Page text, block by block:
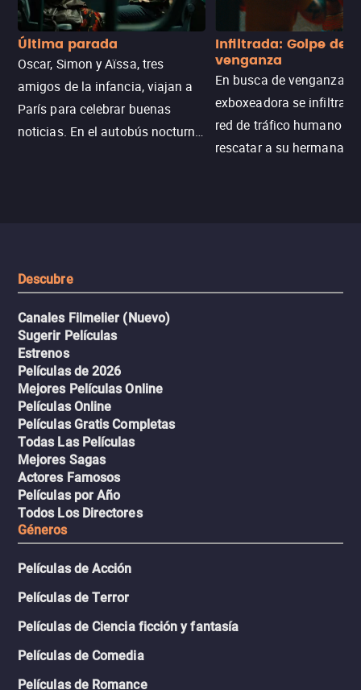
Última parada
Oscar, Simon y Aïssa, tres
amigos de la infancia, viajan a
París para celebrar buenas
noticias. En el autobús nocturno
Infiltrada: Golpe de
venganza
En busca de venganza,
exboxeadora se infiltra
red de tráfico humano
rescatar a su hermana
Descubre
Canales Filmelier (Nuevo)
Sugerir Películas
Estrenos
Películas de 2026
Mejores Películas Online
Películas Online
Películas Gratis Completas
Todas Las Películas
Mejores Sagas
Actores Famosos
Películas por Año
Todos Los Directores
Géneros
Películas de Acción
Películas de Terror
Películas de Ciencia ficción y fantasía
Películas de Comedia
Películas de Romance